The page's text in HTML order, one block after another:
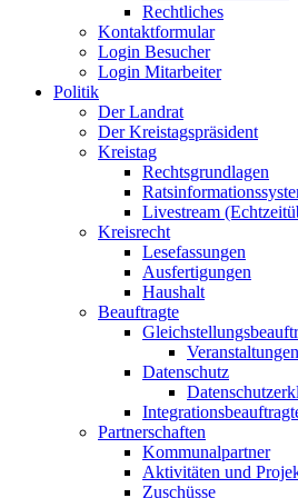
Rechtliches
Kontaktformular
Login Besucher
Login Mitarbeiter
Politik
Der Landrat
Der Kreistagspräsident
Kreistag
Rechtsgrundlagen
Livestream
Kreisrecht
Lesefassungen
Ausfertigungen
Haushalt
Beauftragte
Veranstaltungen
Datenschutz
Partnerschaften
Kommunalpartner
Aktivitäten und
Zuschüsse